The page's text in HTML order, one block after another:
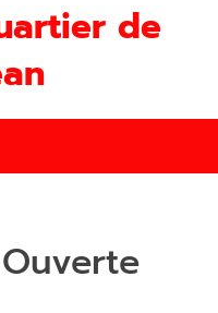
de